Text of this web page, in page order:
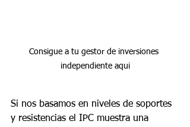
Consigue a tu gestor de inversiones
independiente aqui
Si nos basamos en niveles de soportes
y resistencias el IPC muestra una